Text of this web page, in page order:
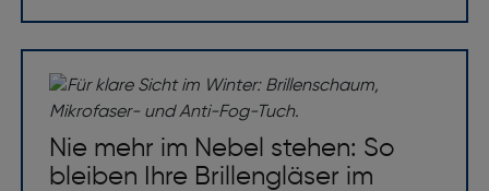
Nie mehr im Nebel stehen: So
bleiben Ihre Brillengläser im